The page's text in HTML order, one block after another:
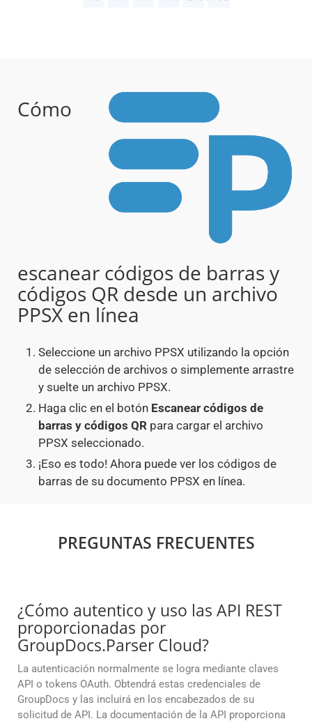
Cómo
escanear códigos de barras y
códigos QR desde un archivo
PPSX en línea
Seleccione un archivo PPSX utilizando la opción
de selección de archivos o simplemente arrastre
y suelte un archivo PPSX.
Haga clic en el botón Escanear códigos de
barras y códigos QR para cargar el archivo
PPSX seleccionado.
¡Eso es todo! Ahora puede ver los códigos de
barras de su documento PPSX en línea.
PREGUNTAS FRECUENTES
¿Cómo autentico y uso las API REST
proporcionadas por
GroupDocs.Parser Cloud?
La autenticación normalmente se logra mediante claves
API o tokens OAuth. Obtendrá estas credenciales de
GroupDocs y las incluirá en los encabezados de su
solicitud de API. La documentación de la API proporciona